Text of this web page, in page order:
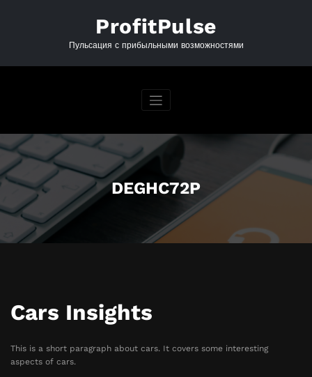
ProfitPulse
Пульсация с прибыльными возможностями
DEGHC72P
Cars Insights
This is a short paragraph about cars. It covers some interesting
aspects of cars.